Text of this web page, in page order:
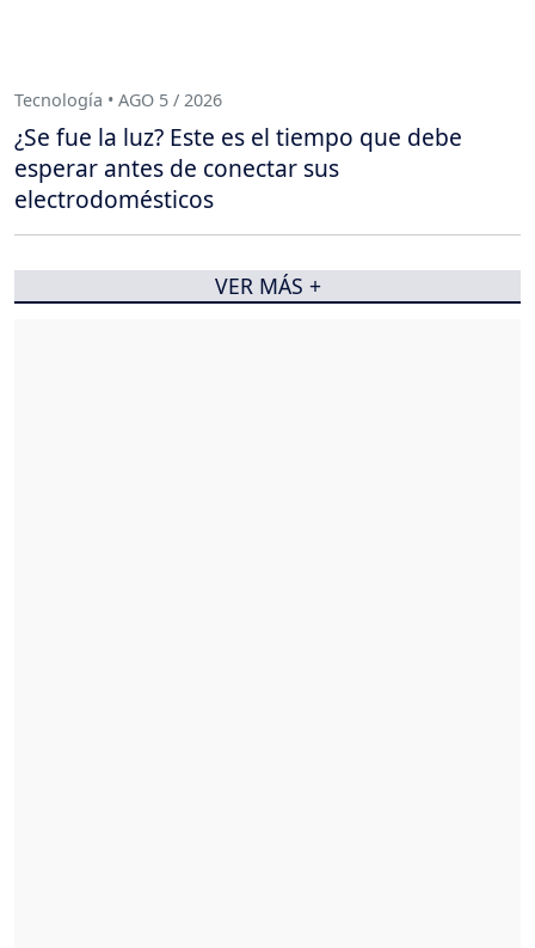
Tecnología • AGO 5 / 2026
¿Se fue la luz? Este es el tiempo que debe
esperar antes de conectar sus
electrodomésticos
VER MÁS +